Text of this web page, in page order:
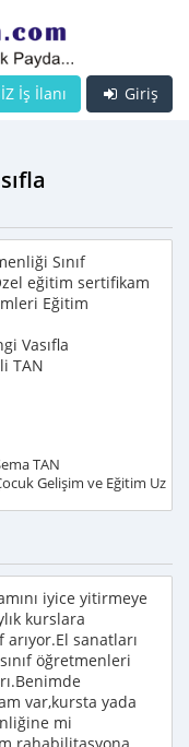
Giriş
İş İlanı
Sınıf
eğitim sertifikam
Eğitim
Vasıfla
TAN
TAN
Gelişim ve Eğitim
iyice yitirmeye
kurslara
sanatları
öğretmenleri
var,kursta yada
mi